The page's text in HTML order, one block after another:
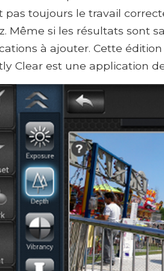
pas toujours le travail
Même si les résultats sont
à ajouter. Cette
Clear est une application